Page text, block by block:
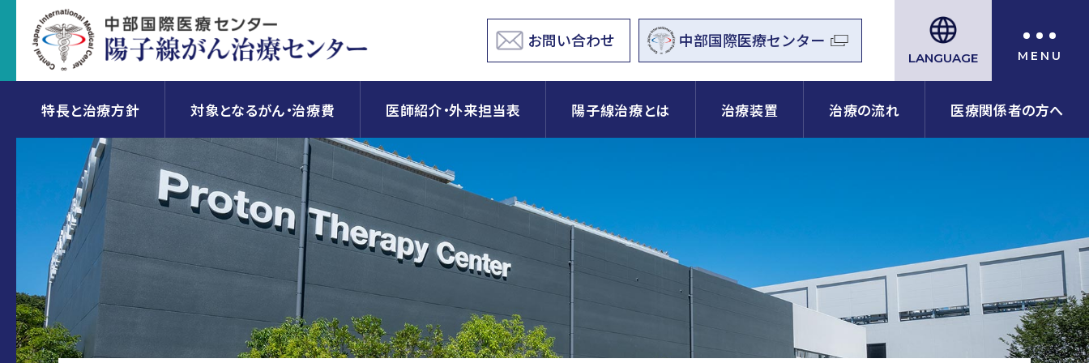
お問い合わせ 中部国際医療センター
LANGUAGE
特長と治療方針 対象となるがん・治療費 医師紹介・外来担当表 陽子線治療とは 治療装置 治療の流れ 医療関係者の方へ